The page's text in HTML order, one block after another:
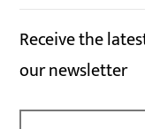
Receive the
our newsletter